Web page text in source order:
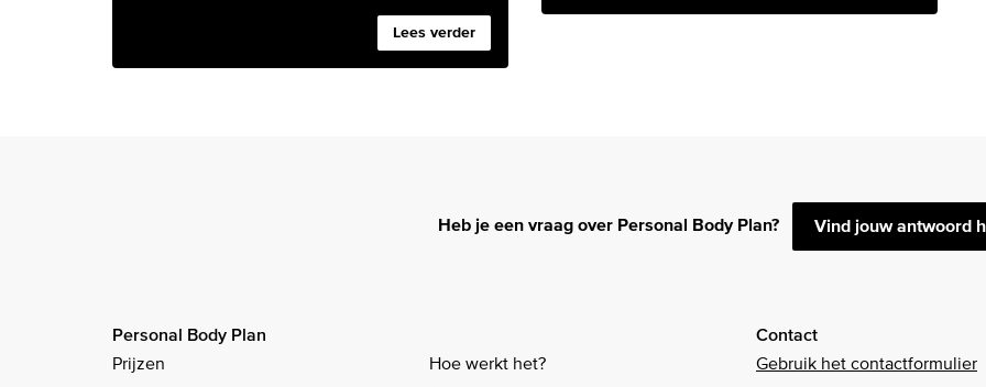
Lees verder
Heb je een vraag over Personal Body Plan? Vind jouw antwoord
Personal Body Plan
Prijzen
Hoe werkt het?
Contact
Gebruik het contactformulier